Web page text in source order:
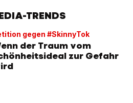
TRENDS
gegen #SkinnyTok
der Traum vom
zur Gefahr